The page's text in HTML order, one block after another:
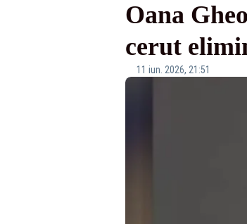
Oana
cerut
11 iun. 2026, 21:51